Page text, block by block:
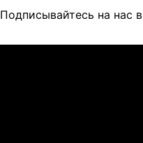
Подписывайтесь на нас в